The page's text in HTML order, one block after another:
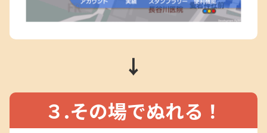
↓
３.その場でぬれる！